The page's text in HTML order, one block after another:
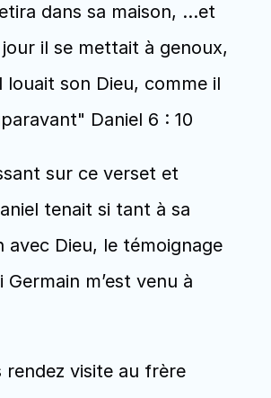
dans sa maison, …et
il se mettait à genoux,
louait son Dieu, comme il
Daniel 6 : 10
sur ce verset et
tenait si tant à sa
avec Dieu, le témoignage
Germain m’est venu à
rendez visite au frère